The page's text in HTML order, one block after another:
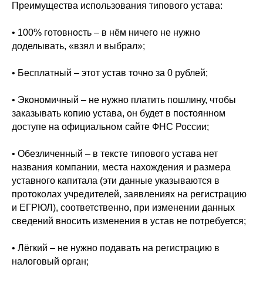
Преимущества использования типового устава:
• 100% готовность – в нём ничего не нужно
доделывать, «взял и выбрал»;
• Бесплатный – этот устав точно за 0 рублей;
• Экономичный – не нужно платить пошлину, чтобы
заказывать копию устава, он будет в постоянном
доступе на официальном сайте ФНС России;
• Обезличенный – в тексте типового устава нет
названия компании, места нахождения и размера
уставного капитала (эти данные указываются в
протоколах учредителей, заявлениях на регистрацию
и ЕГРЮЛ), соответственно, при изменении данных
сведений вносить изменения в устав не потребуется;
• Лёгкий – не нужно подавать на регистрацию в
налоговый орган;